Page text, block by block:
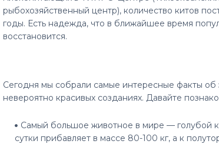
рыбохозяйственный центр), количество китов
годы. Есть надежда, что в ближайшее время
восстановится.
Сегодня мы собрали самые интересные факты об
невероятно красивых созданиях. Давайте
Самый большое животное в мире — голубой
сутки прибавляет в массе 80-100 кг, а к